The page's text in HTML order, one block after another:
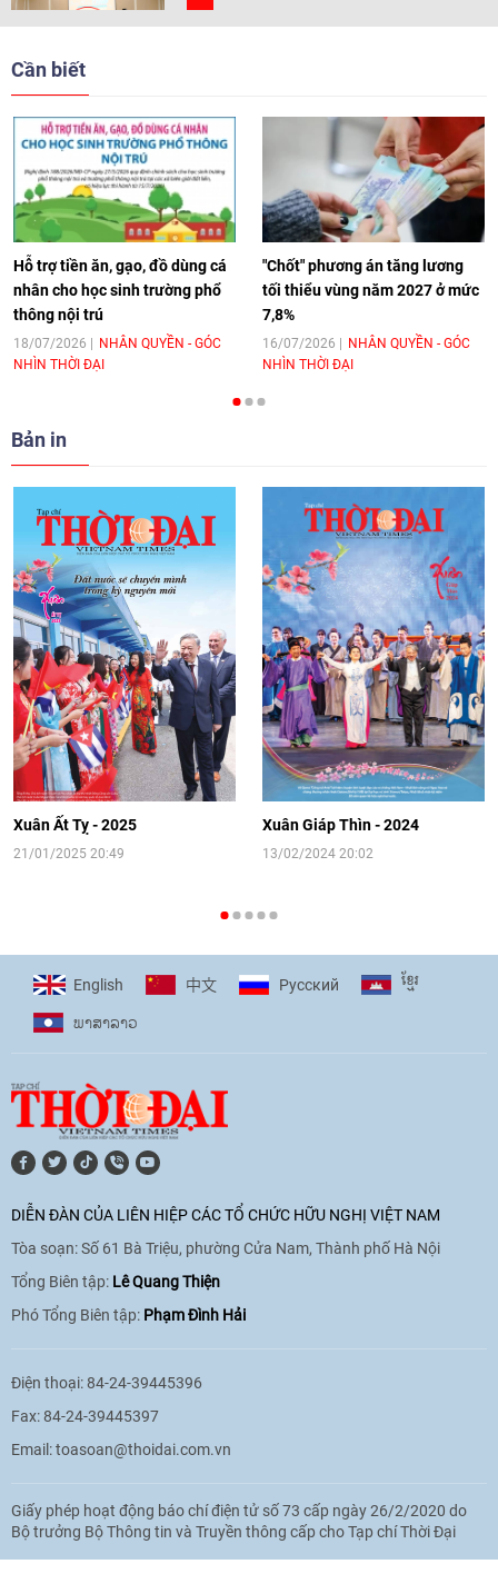
[Video] Trẻ em Đông Á cùng kiến tạo
[Video] Âm nhạc flamenco gắn kết văn
hoá Việt Nam - Tây Ban Nha
11:10 17/06/2026
[Video] Trao tặng Kỷ niệm chương "Vì
hòa bình, hữu nghị giữa các dân tộc"
cho Đại sứ Hungary tại Việt Nam
[Video] Nhân dân Việt Nam luôn trân
trọng tình cảm của nước Nga
08:02 | 13/06/2026
Video: Cơ hội giao lưu quốc tế cho học
sinh Việt Nam tại trại hè Artek
14:41|12/06/2026
[Video] Đối ngoại nhân dân Thủ đô
hướng tới kết nối hiệu quả nguồn lực
người Việt Nam ở nước ngoài
16:58|10/06/2026
cùng thanh thiếu nhi tiên phong ứng
phó với biến đổi khí hậu
17:07|09/06/2026
[Video] Lào dành ưu tiên hàng đầu cho
quan hệ với Việt Nam
11:01 |09/06/2026
[Video] Doanh nghiệp Hoa Kỳ hỗ trợ
Việt Nam xác định danh tính người mất
tích trong chiến tranh
Cần biết
Hỗ trợ tiền ăn, gạo, đồ dùng cá
nhân cho học sinh trường phổ
thông nội trú
18/07/2026
NHÂN QUYỀN - GÓC
NHÌN THỜI ĐẠI
"Chốt" phương án tăng lương
tối thiểu vùng năm 2027 ở mức
7,8%
16/07/2026
NHÂN QUYỀN - GÓC
NHÌN THỜI ĐẠI
Bản in
Xuân Ất Tỵ - 2025
21/01/2025 20:49
Xuân Giáp Thìn - 2024
13/02/2024 20:02
English 中文 Pусский ខ្មែរ
ພາ​ສາ​ລາວ
DIỄN ĐÀN CỦA LIÊN HIỆP CÁC TỔ CHỨC HỮU NGHỊ VIỆT NAM
Tòa soạn: Số 61 Bà Triệu, phường Cửa Nam, Thành phố Hà Nội
Tổng Biên tập: Lê Quang Thiện
Phó Tổng Biên tập: Phạm Đình Hải
Điện thoại: 84-24-39445396
Fax: 84-24-39445397
Email:toasoan@thoidai.com.vn
Giấy phép hoạt động báo chí điện tử số 73 cấp ngày 26/2/2020 do
Bộ trưởng Bộ Thông tin và Truyền thông cấp cho Tạp chí Thời Đại